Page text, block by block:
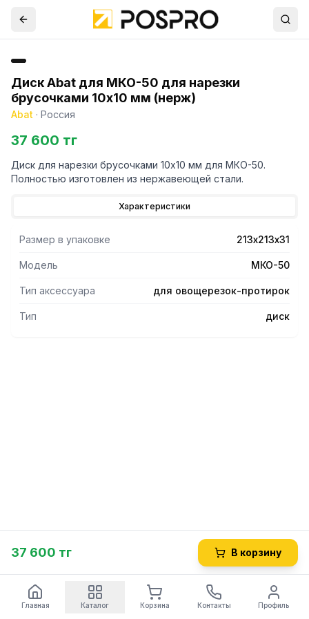
Диск Abat для МКО-50 для нарезки
брусочками 10х10 мм (нерж)
Abat · Россия
37 600 тг
Диск для нарезки брусочками 10х10 мм для МКО-50.
Полностью изготовлен из нержавеющей стали.
Характеристики
Размер в упаковке 213х213х31
Модель МКО-50
Тип аксессуара для овощерезок-протирок
Тип диск
37 600 тг В корзину
Главная Каталог Корзина Контакты Профиль